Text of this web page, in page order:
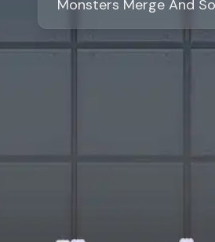
Monsters Merge And